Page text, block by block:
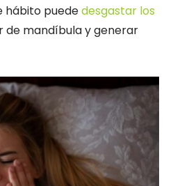
hábito puededesgastar los
de mandíbula y generar